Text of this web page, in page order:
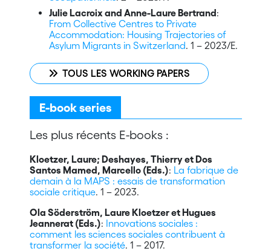
Julie Lacroix and Anne-Laure Bertrand:
From Collective Centres to Private
Accommodation: Housing Trajectories of
Asylum Migrants in Switzerland. 1 – 2023/E.
TOUS LES WORKING PAPERS
E-book series
Les plus récents E-books :
Kloetzer, Laure; Deshayes, Thierry et Dos
Santos Mamed, Marcello (Eds.): La fabrique de
demain à la MAPS : essais de transformation
sociale critique. 1 – 2023.
Ola Söderström, Laure Kloetzer et Hugues
Jeannerat (Eds.): Innovations sociales :
comment les sciences sociales contribuent à
transformer la société. 1 – 2017.